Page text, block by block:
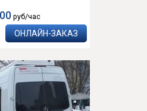
руб/час
ОНЛАЙН-ЗАКАЗ